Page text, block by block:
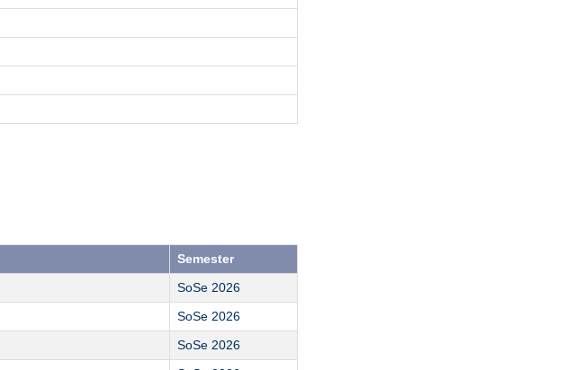
Semester
SoSe 2026
SoSe 2026
SoSe 2026